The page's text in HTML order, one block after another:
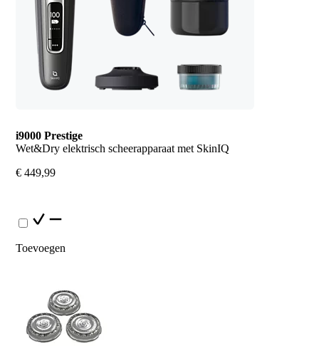
i9000 Prestige
Wet&Dry elektrisch scheerapparaat met SkinIQ
€ 449,99
Toevoegen